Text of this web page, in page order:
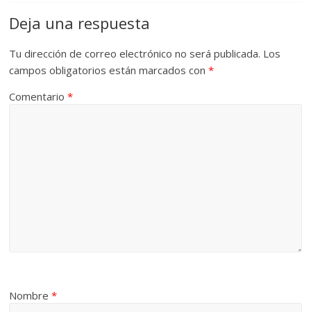
Deja una respuesta
Tu dirección de correo electrónico no será publicada. Los
campos obligatorios están marcados con*
Comentario*
Nombre*